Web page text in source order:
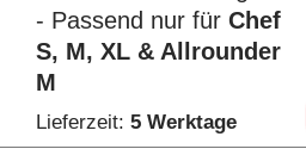
- Passend nur für Chef
S, M, XL & Allrounder
M
Lieferzeit: 5 Werktage